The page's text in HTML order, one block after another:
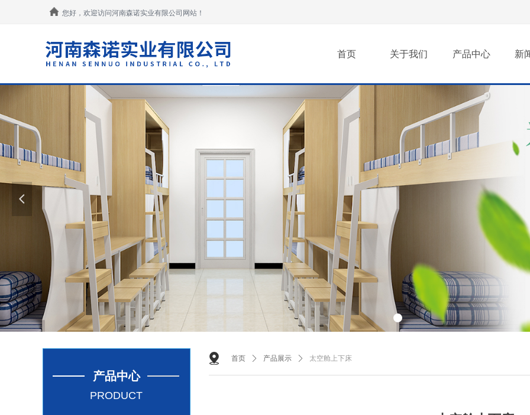
넳
首页 关于我们 产品中心 新
您好，欢迎访问河南森诺实业有限公司网站！
首页 ꄲ 产品展示 ꄲ 太空舱上下床
产品中心
PRODUCT